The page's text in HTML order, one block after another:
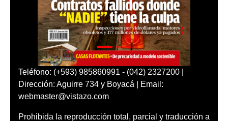
Teléfono: (+593) 985860991 - (042) 2327200 |
Dirección: Aguirre 734 y Boyacá | Email:
webmaster@vistazo.com
Prohibida la reproducción total, parcial y traducción a